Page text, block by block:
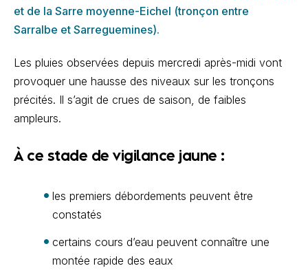
et de la Sarre moyenne-Eichel (tronçon entre
Sarralbe et Sarreguemines).
Les pluies observées depuis mercredi après-midi vont
provoquer une hausse des niveaux sur les tronçons
précités. Il s’agit de crues de saison, de faibles
ampleurs.
À ce stade de vigilance jaune :
les premiers débordements peuvent être
constatés
certains cours d’eau peuvent connaître une
montée rapide des eaux